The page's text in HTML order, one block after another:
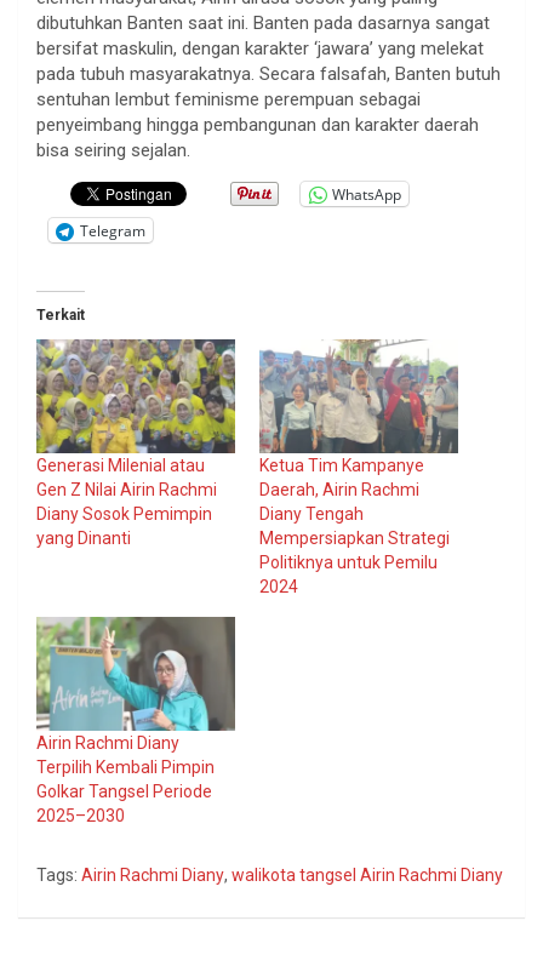
dibutuhkan Banten saat ini. Banten pada dasarnya sangat
bersifat maskulin, dengan karakter ‘jawara’ yang melekat
pada tubuh masyarakatnya. Secara falsafah, Banten butuh
sentuhan lembut feminisme perempuan sebagai
penyeimbang hingga pembangunan dan karakter daerah
bisa seiring sejalan.
WhatsApp
Telegram
Terkait
Generasi Milenial atau
Gen Z Nilai Airin Rachmi
Diany Sosok Pemimpin
yang Dinanti
Ketua Tim Kampanye
Daerah, Airin Rachmi
Diany Tengah
Mempersiapkan Strategi
Politiknya untuk Pemilu
2024
Airin Rachmi Diany
Terpilih Kembali Pimpin
Golkar Tangsel Periode
2025–2030
Tags: Airin Rachmi Diany, walikota tangsel Airin Rachmi Diany